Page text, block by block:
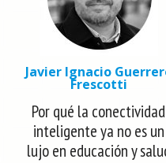
Javier Ignacio
Frescotti
Por qué la conectividad
inteligente ya no es un
lujo en educación y